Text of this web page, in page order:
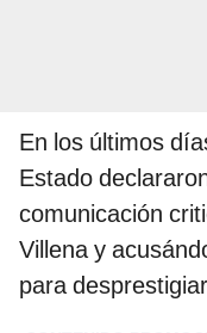
En los últimos
Estado
comunicación
Villena y
para